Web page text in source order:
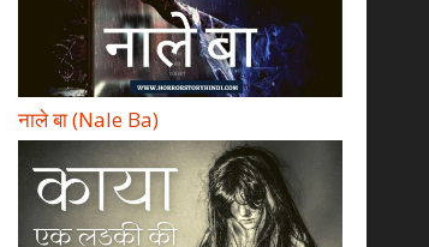
नाले बा (Nale Ba)